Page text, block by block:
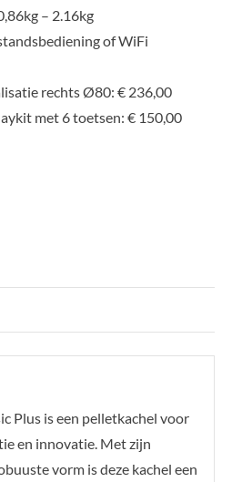
– 2.16kg
of WiFi
rechts Ø80: € 236,00
met 6 toetsen: € 150,00
Plus is een pelletkachel voor
en innovatie. Met zijn
vorm is deze kachel een